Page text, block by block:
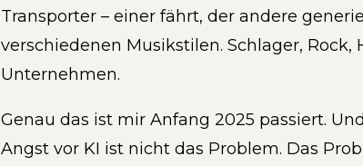
Transporter – einer fährt, der andere
verschiedenen Musikstilen. Schlager, Rock,
Unternehmen.
Genau das ist mir Anfang 2025 passiert.
Angst vor KI ist nicht das Problem. Das